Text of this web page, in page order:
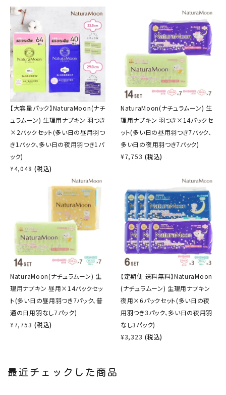
【大容量パック】NaturaMoon(ナチ
ュラムーン) 生理用ナプキン 羽つき
×2パックセット(多い日の昼用羽つ
き1パック、多い日の夜用羽つき1パ
ック)
¥4,048 (税込)
NaturaMoon(ナチュラムーン) 生
理用ナプキン 羽つき×14パックセ
ット(多い日の昼用羽つき7パック、
多い日の夜用羽つき7パック)
¥7,753 (税込)
NaturaMoon(ナチュラムーン) 生
理用ナプキン 昼用×14パックセッ
ト(多い日の昼用羽つき7パック、普
通の日用羽なし7パック)
¥7,753 (税込)
【定期便 送料無料】NaturaMoon
(ナチュラムーン) 生理用ナプキン
夜用×6パックセット(多い日の夜
用羽つき3パック、多い日の夜用羽
なし3パック)
¥3,323 (税込)
最近チェックした商品